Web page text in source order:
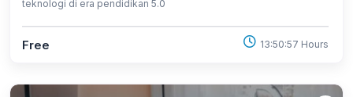
teknologi di era pendidikan 5.0
Free 13:50:57 Hours